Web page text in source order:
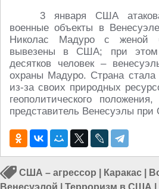
3 января США
военные объекты в
Николас Мадуро с женой
вывезены в США; при этом
десятков человек –
охраны Мадуро. Страна стала
из-за своих природных
геополитического
представитель Венесуэлы
США – агрессор Каракас